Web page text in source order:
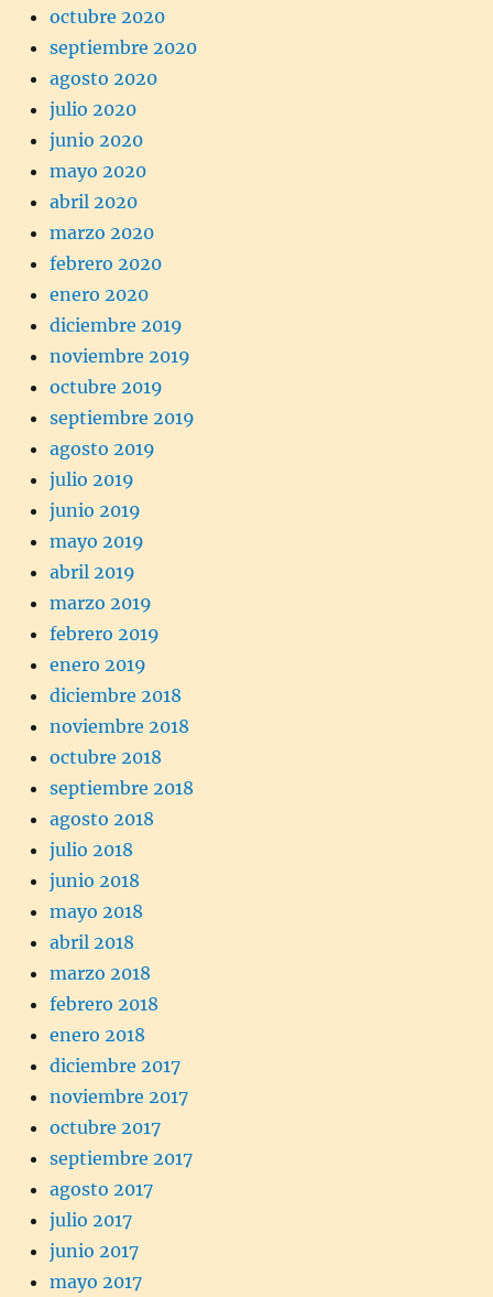
octubre 2020
septiembre 2020
agosto 2020
julio 2020
junio 2020
mayo 2020
abril 2020
marzo 2020
febrero 2020
enero 2020
diciembre 2019
noviembre 2019
octubre 2019
septiembre 2019
agosto 2019
julio 2019
junio 2019
mayo 2019
abril 2019
marzo 2019
febrero 2019
enero 2019
diciembre 2018
noviembre 2018
octubre 2018
septiembre 2018
agosto 2018
julio 2018
junio 2018
mayo 2018
abril 2018
marzo 2018
febrero 2018
enero 2018
diciembre 2017
noviembre 2017
octubre 2017
septiembre 2017
agosto 2017
julio 2017
junio 2017
mayo 2017